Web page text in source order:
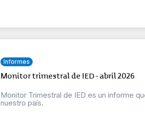
Informes
Monitor trimestral de IED - abril 2026
Monitor Trimestral de IED es un informe
nuestro país.